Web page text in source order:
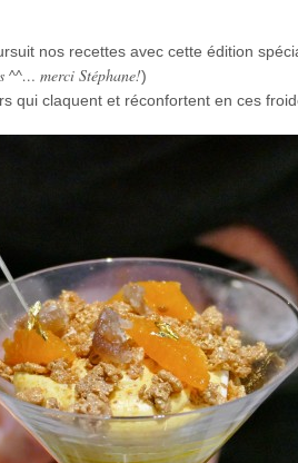
nos recettes avec cette édition
^^… merci Stéphane!)
qui claquent et réconfortent en ces